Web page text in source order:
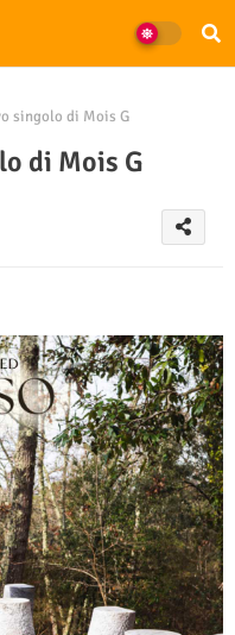
singolo di Mois G
di Mois G